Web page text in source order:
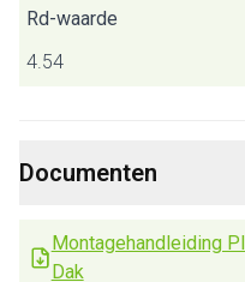
Rd-waarde
4.54
Documenten
Montagehandleiding
Dak